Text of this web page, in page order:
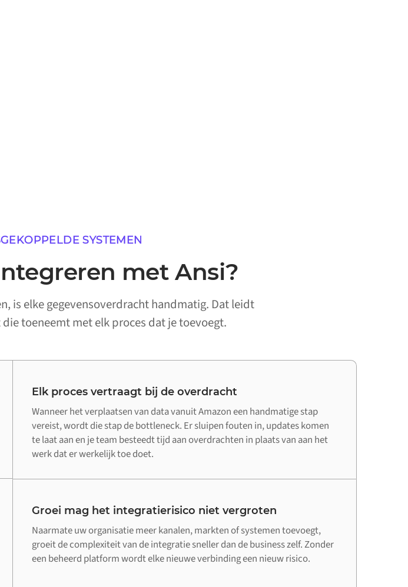
SYSTEMEN
met Ansi?
is elke gegevensoverdracht handmatig. Dat leidt
toeneemt met elk proces dat je toevoegt.
Elk proces vertraagt bij de overdracht
Wanneer het verplaatsen van data vanuit Amazon een handmatige stap
vereist, wordt die stap de bottleneck. Er sluipen fouten in, updates komen
te laat aan en je team besteedt tijd aan overdrachten in plaats van aan het
werk dat er werkelijk toe doet.
Groei mag het integratierisico niet vergroten
Naarmate uw organisatie meer kanalen, markten of systemen toevoegt,
groeit de complexiteit van de integratie sneller dan de business zelf. Zonder
een beheerd platform wordt elke nieuwe verbinding een nieuw risico.